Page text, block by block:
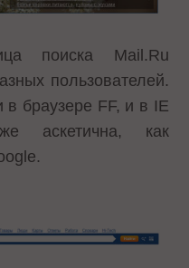
поиска Mail.Ru
пользователей.
в браузере FF, и в IE
аскетична, как